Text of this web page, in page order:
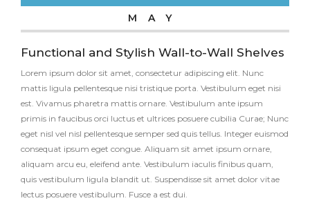
MAY
Functional and Stylish Wall-to-Wall Shelves
Lorem ipsum dolor sit amet, consectetur adipiscing elit. Nunc
mattis ligula pellentesque nisi tristique porta. Vestibulum eget nisi
est. Vivamus pharetra mattis ornare. Vestibulum ante ipsum
primis in faucibus orci luctus et ultrices posuere cubilia Curae; Nunc
eget nisl vel nisl pellentesque semper sed quis tellus. Integer euismod
consequat ipsum eget congue. Aliquam sit amet ipsum ornare,
aliquam arcu eu, eleifend ante. Vestibulum iaculis finibus quam,
quis vestibulum ligula blandit ut. Suspendisse sit amet dolor vitae
lectus posuere vestibulum. Fusce a est dui.